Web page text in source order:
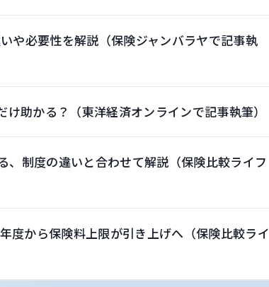
や必要性を解説（保険ジャンバラヤで記事執
助かる？（東洋経済オンラインで記事執筆）
、制度の違いと合わせて解説（保険比較ライフ
から保険料上限が引き上げへ（保険比較ライ